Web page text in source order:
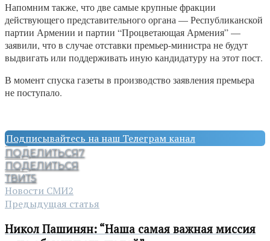
Напомним также, что две самые крупные фракции
действующего представительного органа — Республиканской
партии Армении и партии “Процветающая Армения” —
заявили, что в случае отставки премьер-министра не будут
выдвигать или поддерживать иную кандидатуру на этот пост.
В момент спуска газеты в производство заявления премьера
не поступало.
Подписывайтесь на наш Телеграм канал
ПОДЕЛИТЬСЯ7
ПОДЕЛИТЬСЯ
ТВИТ5
Новости СМИ2
Предыдущая статья
Никол Пашинян: “Наша самая важная миссия